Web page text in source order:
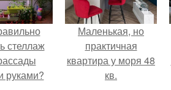
стеллаж
руками?
Маленькая, но
практичная
квартира у моря 48
кв.